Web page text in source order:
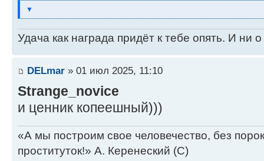
▼
Удача как награда придёт к тебе опять. И ни
DELmar » 01 июл 2025, 11:10
Strange_novice
и ценник копеешный)))
«А мы построим свое человечество, без
проституток!» А. Керенеский (С)